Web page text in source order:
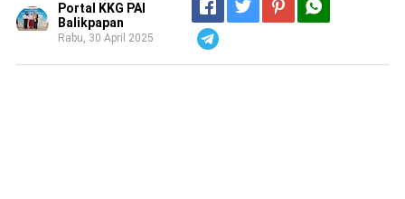
Portal KKG PAI
Balikpapan
Rabu, 30 April 2025